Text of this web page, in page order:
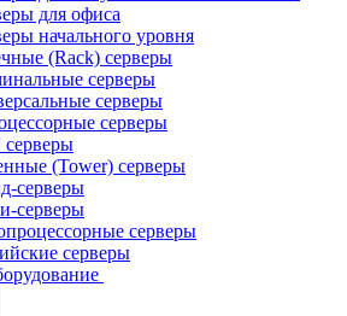
для офиса
начального уровня
(Rack) серверы
серверы
серверы
серверы
серверы
(Tower) серверы
серверы
серверы
серверы
серверы